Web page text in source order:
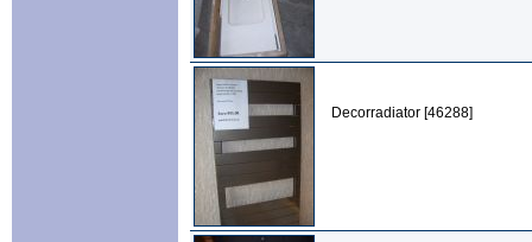
Decorradiator [46288]